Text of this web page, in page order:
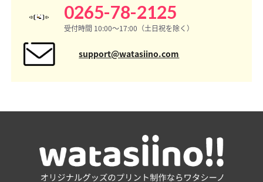
0265-78-2125
受付時間 10:00〜17:00（土日祝を除く）
support@watasiino.com